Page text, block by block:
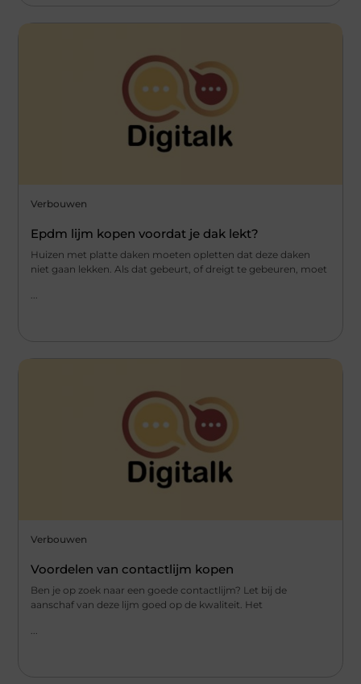
Verbouwen
Epdm lijm kopen voordat je dak lekt?
Huizen met platte daken moeten opletten dat deze daken
niet gaan lekken. Als dat gebeurt, of dreigt te gebeuren, moet
Verbouwen
Voordelen van contactlijm kopen
Ben je op zoek naar een goede contactlijm? Let bij de
aanschaf van deze lijm goed op de kwaliteit. Het
...